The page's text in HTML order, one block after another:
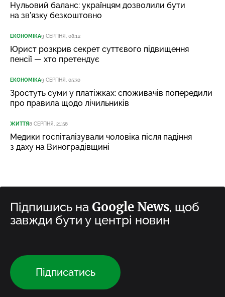
Нульовий баланс: українцям дозволили бути
на зв’язку безкоштовно
ЕКОНОМІКА9 СЕРПНЯ, 08:12
Юрист розкрив секрет суттєвого підвищення
пенсії — хто претендує
ЕКОНОМІКА9 СЕРПНЯ, 05:30
Зростуть суми у платіжках: споживачів попередили
про правила щодо лічильників
ЖИТТЯ8 СЕРПНЯ, 21:56
Медики госпіталізували чоловіка після падіння
з даху на Виноградівщині
Підпишись на Google News, щоб
завжди бути у центрі новин
Підписатись